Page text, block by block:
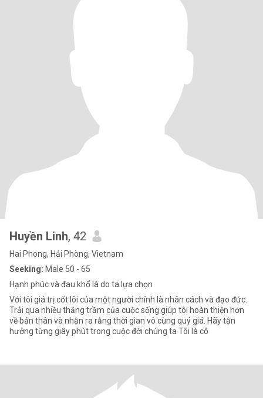
Huyền Linh, 42
Hai Phong, Hải Phòng, Vietnam
Seeking: Male 50 - 65
Hạnh phúc và đau khổ là do ta lựa chọn
Với tôi giá trị cốt lõi của một người chính là nhân cách và đạo đức.
Trải qua nhiều thăng trầm của cuộc sống giúp tôi hoàn thiện hơn
về bản thân và nhận ra rằng thời gian vô cùng quý giá. Hãy tận
hưởng từng giây phút trong cuộc đời chúng ta Tôi là cô